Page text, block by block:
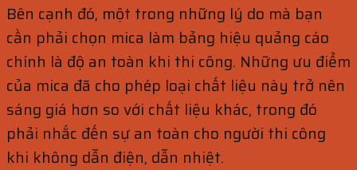
Bên cạnh đó, một trong những lý do mà bạn
cần phải chọn mica làm bảng hiệu quảng cáo
chính là độ an toàn khi thi công. Những ưu điểm
của mica đã cho phép loại chất liệu này trở nên
sáng giá hơn so với chất liệu khác, trong đó
phải nhắc đến sự an toàn cho người thi công
khi không dẫn điện, dẫn nhiệt.